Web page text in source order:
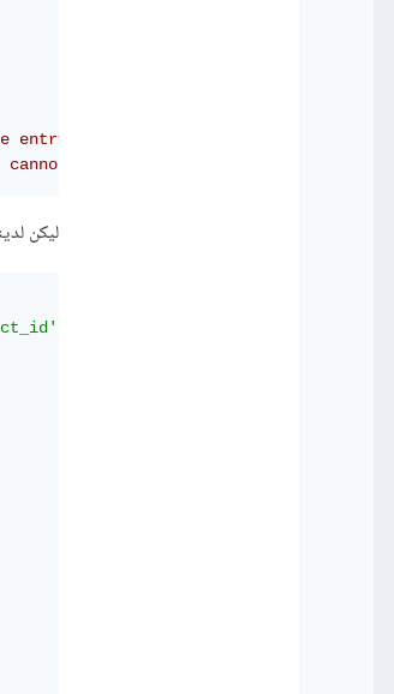
'1' for key 'PRIMARY'")
be null")
ليكن